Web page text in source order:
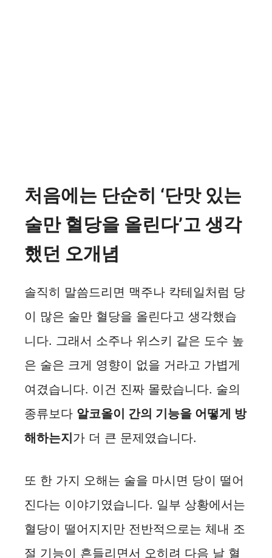
처음에는 단순히 ‘단맛 있는
술만 혈당을 올린다’고 생각
했던 오개념
솔직히 말씀드리면 맥주나 칵테일처럼 당
이 많은 술만 혈당을 올린다고 생각했습
니다. 그래서 소주나 위스키 같은 도수 높
은 술은 크게 영향이 없을 거라고 가볍게
여겼습니다. 이건 진짜 몰랐습니다. 술의
종류보다 알코올이 간의 기능을 어떻게 방
해하는지가 더 큰 문제였습니다.
또 한 가지 오해는 술을 마시면 당이 떨어
진다는 이야기였습니다. 일부 상황에서는
혈당이 떨어지지만 전반적으로는 체내 조
절 기능이 흔들리면서 오히려 다음 날 혈